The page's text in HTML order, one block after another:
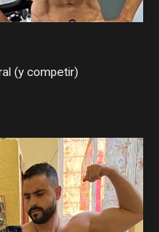
(y competir)